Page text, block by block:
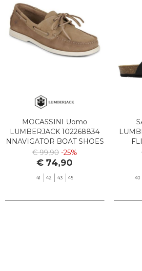
SPORT
BRAND
MOCASSINI Uomo
LUMBERJACK 102268834
NNAVIGATOR BOAT SHOES
358 ANTELOPE
€ 99,90 -25%
€ 74,90
41 42 43 45 40